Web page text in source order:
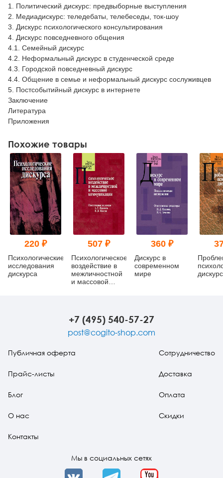
1. Политический дискурс: предвыборные выступления
2. Медиадискурс: теледебаты, телебеседы, ток-шоу
3. Дискурс психологического консультирования
4. Дискурс повседневного общения
4.1. Семейный дискурс
4.2. Неформальный дискурс в студенческой среде
4.3. Городской повседневный дискурс
4.4. Общение в семье и неформальный дискурс сослуживцев
5. Постсобытийный дискурс в интернете
Заключение
Литература
Приложения
Похожие товары
220 ₽
Психологические
исследования
дискурса
507 ₽
Психологическое
воздействие в
межличностной
и массовой
360 ₽
Дискурс в
современном
мире
+7 (495) 540-57-27
post@cogito-shop.com
Публичная оферта
Прайс-листы
Блог
О нас
Контакты
Сотрудничество
Доставка
Оплата
Скидки
Мы в социальных сетях